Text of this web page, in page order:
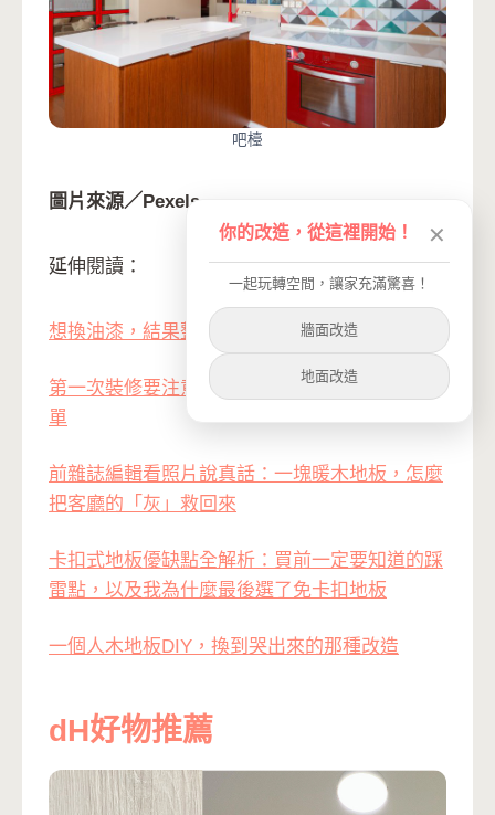
吧檯
圖片來源／Pexels
延伸閱讀：
想換油漆，結果整個家都變了樣
第一次裝修要注意什麼？一個租屋族的真心話清
單
前雜誌編輯看照片說真話：一塊暖木地板，怎麼
把客廳的「灰」救回來
卡扣式地板優缺點全解析：買前一定要知道的踩
雷點，以及我為什麼最後選了免卡扣地板
一個人木地板DIY，換到哭出來的那種改造
dH好物推薦
你的改造，從這裡開始！ ✕
一起玩轉空間，讓家充滿驚喜！
牆面改造
地面改造